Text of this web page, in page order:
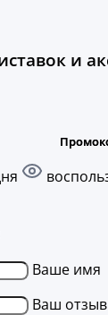
и
Ваше имя
Ваш отзыв